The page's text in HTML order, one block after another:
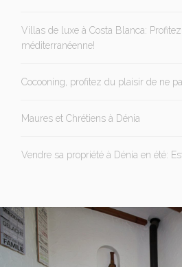
Villas de luxe à Costa Blanca:
méditerranéenne!
Cocooning, profitez du plaisir de ne
Maures et Chrétiens à Dénia
Vendre sa propriété à Dénia en été: